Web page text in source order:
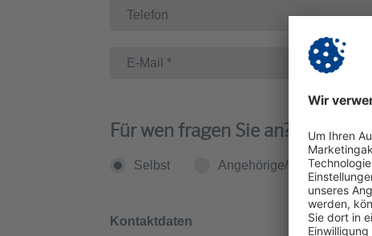
Für wen fragen Sie an?
Selbst Angehörige/r
Kontaktdaten